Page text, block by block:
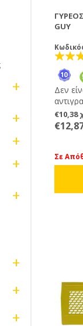
GUY
Δεν
μη
απλό
Σε
+
+
+
+
+
+
+
+